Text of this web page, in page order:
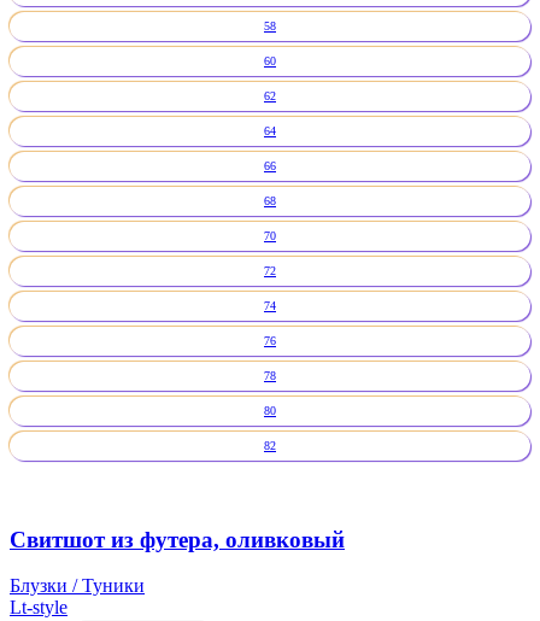
58
60
62
64
66
68
70
72
74
76
78
80
82
Свитшот из футера, оливковый
Блузки / Туники
Lt-style